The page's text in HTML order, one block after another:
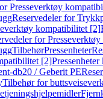
Presseverktøy
Reservedeler for
kompatibilitet [2]
for
TilbehørPressenheter
[2]
db20 / Geberit PE
Tilbehør for